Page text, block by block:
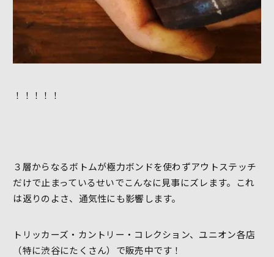
！！！！！
３層からなるボトムが極力ボンドを使わずアウトステッチ
だけで止まっているせいでこんなに見事にズレます。これ
は返りのよさ、通気性にも影響します。
トリッカーズ・カントリー・コレクション、ユニオン各店
（特に渋谷にたくさん）で販売中です！